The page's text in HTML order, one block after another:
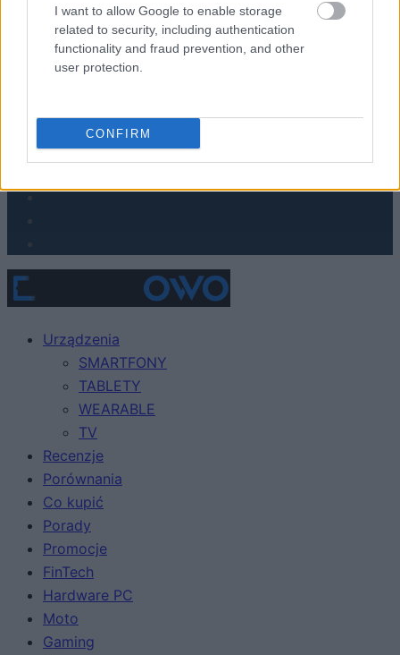
I want to allow Google to enable storage
related to security, including authentication
functionality and fraud prevention, and other
user protection.
CONFIRM
Gaming
AI
Redakcja
Urządzenia
SMARTFONY
TABLETY
WEARABLE
TV
Recenzje
Porównania
Co kupić
Porady
Promocje
FinTech
Hardware PC
Moto
Gaming